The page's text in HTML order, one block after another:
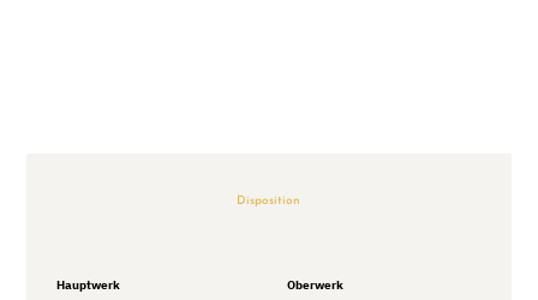
Disposition
Hauptwerk Oberwerk